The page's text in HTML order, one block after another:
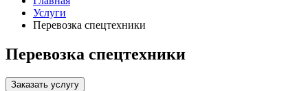
Услуги
Перевозка спецтехники
Перевозка спецтехники
Заказать услугу